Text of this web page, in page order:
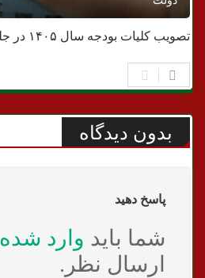
تصویب کلیات بودجه سال ۱۴۰۵ در جلسه هیئت دولت
بدون دیدگاه
پاسخ دهید
شما باید وارد شده
ارسال نظر.